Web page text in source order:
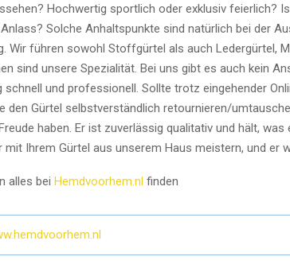
Hochwertig sportlich oder exklusiv feierlich?
Solche Anhaltspunkte sind natürlich bei der
Wir führen sowohl Stoffgürtel als auch Ledergürtel,
sind unsere Spezialität. Bei uns gibt es auch kein
schnell und professionell. Sollte trotz eingehender
den Gürtel selbstverständlich retournieren/
haben. Er ist zuverlässig qualitativ und hält,
mit Ihrem Gürtel aus unserem Haus meistern, und er
alles bei Hemdvoorhem.nl finden